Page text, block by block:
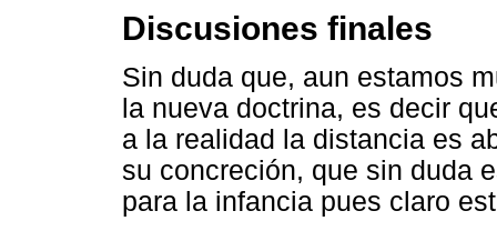
Discusiones finales
Sin duda que, aun estamos
la nueva doctrina, es decir
a la realidad la distancia es
su concreción, que sin duda
para la infancia pues claro